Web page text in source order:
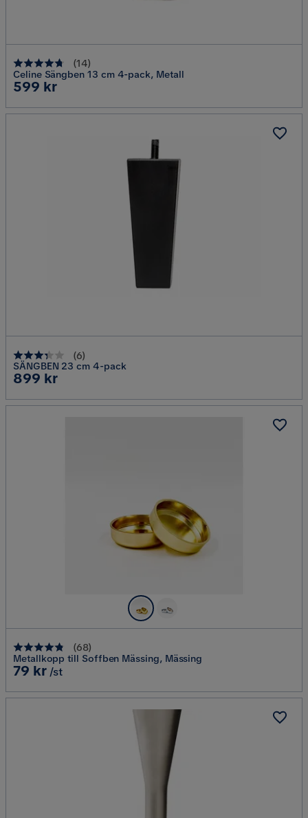
(14)
Celine Sängben 13 cm 4-pack, Metall
Pris
599 kr
(6)
SÄNGBEN 23 cm 4-pack
Pris
899 kr
(68)
Metallkopp till Soffben Mässing, Mässing
Pris
79 kr /st